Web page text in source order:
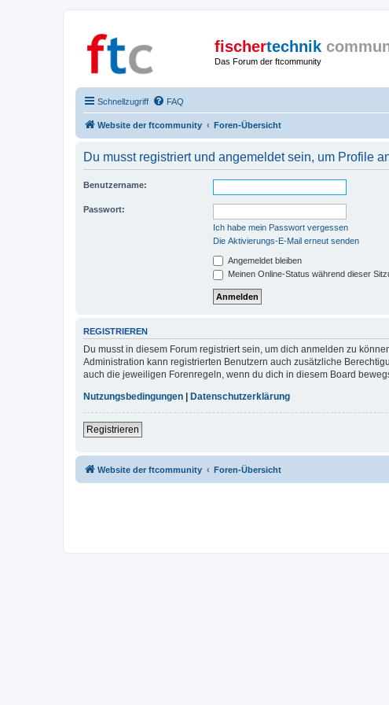
fischertechnik
Das Forum der ftcommunity
Schnellzugriff FAQ
Website der ftcommunity Foren-Übersicht
Du musst registriert und angemeldet sein, um Profile
Benutzername:
Passwort:
Ich habe mein Passwort vergessen
Die Aktivierungs-E-Mail erneut senden
Angemeldet bleiben
Meinen Online-Status während dieser
REGISTRIEREN
Du musst in diesem Forum registriert sein, um dich anmelden zu
Administration kann registrierten Benutzern auch zusätzliche
auch die jeweiligen Forenregeln, wenn du dich in diesem Board
Nutzungsbedingungen
Datenschutzerklärung
Registrieren
Website der ftcommunity Foren-Übersicht